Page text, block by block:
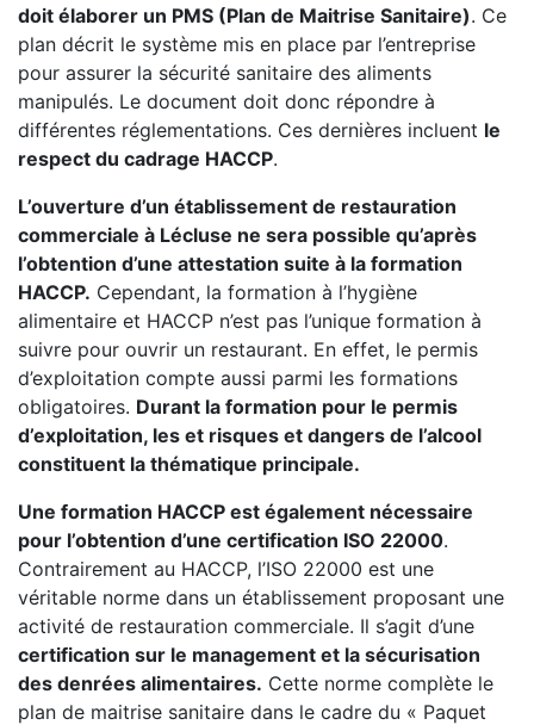
doit élaborer un PMS (Plan de Maitrise Sanitaire). Ce
plan décrit le système mis en place par l’entreprise
pour assurer la sécurité sanitaire des aliments
manipulés. Le document doit donc répondre à
différentes réglementations. Ces dernières incluent le
respect du cadrage HACCP.
L’ouverture d’un établissement de restauration
commerciale à Lécluse ne sera possible qu’après
l’obtention d’une attestation suite à la formation
HACCP. Cependant, la formation à l’hygiène
alimentaire et HACCP n’est pas l’unique formation à
suivre pour ouvrir un restaurant. En effet, le permis
d’exploitation compte aussi parmi les formations
obligatoires. Durant la formation pour le permis
d’exploitation, les et risques et dangers de l’alcool
constituent la thématique principale.
Une formation HACCP est également nécessaire
pour l’obtention d’une certification ISO 22000.
Contrairement au HACCP, l’ISO 22000 est une
véritable norme dans un établissement proposant une
activité de restauration commerciale. Il s’agit d’une
certification sur le management et la sécurisation
des denrées alimentaires. Cette norme complète le
plan de maitrise sanitaire dans le cadre du « Paquet